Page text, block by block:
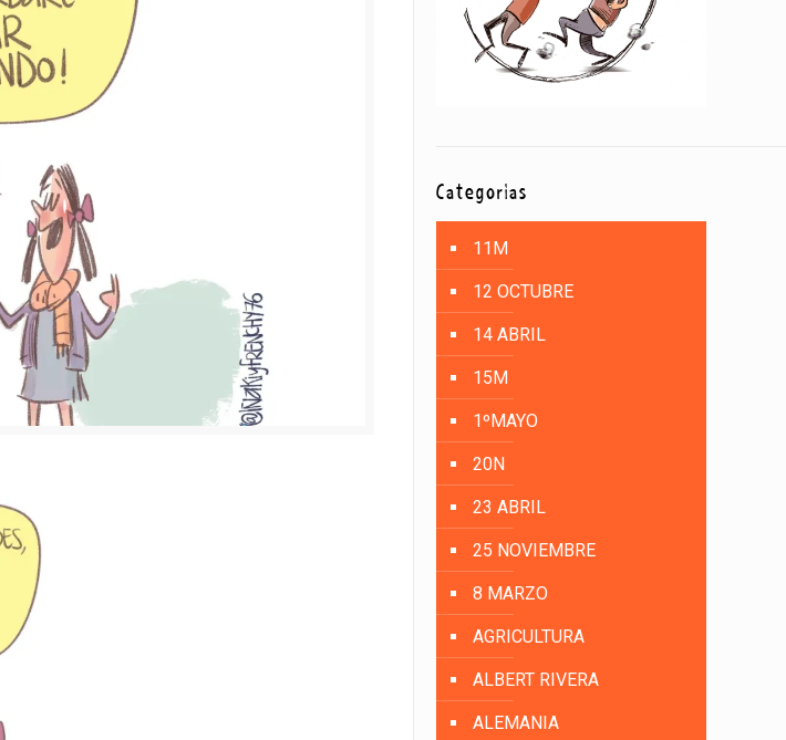
Categorías
11M
12 OCTUBRE
14 ABRIL
15M
1ºMAYO
20N
23 ABRIL
25 NOVIEMBRE
8 MARZO
AGRICULTURA
ALBERT RIVERA
ALEMANIA